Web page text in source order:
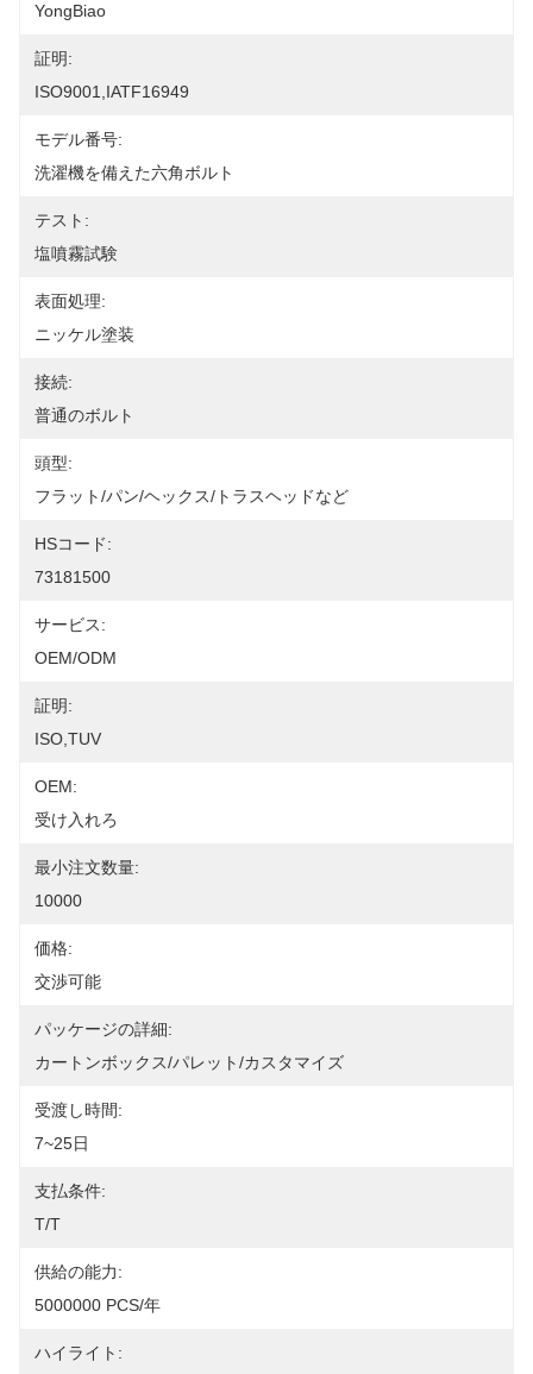
YongBiao
証明:
ISO9001,IATF16949
モデル番号:
洗濯機を備えた六角ボルト
テスト:
塩噴霧試験
表面処理:
ニッケル塗装
接続:
普通のボルト
頭型:
フラット/パン/ヘックス/トラスヘッドなど
HSコード:
73181500
サービス:
OEM/ODM
証明:
ISO,TUV
OEM:
受け入れろ
最小注文数量:
10000
価格:
交渉可能
パッケージの詳細:
カートンボックス/パレット/カスタマイズ
受渡し時間:
7~25日
支払条件:
T/T
供給の能力:
5000000 PCS/年
ハイライト: